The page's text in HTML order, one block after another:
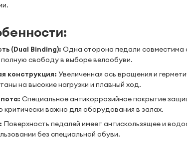
(Dual Binding): Одна сторона педали совместима
свободу в выборе велообуви.
конструкция: Увеличенная ось вращения и
на высокие нагрузки и плавный ход.
Специальное антикоррозийное покрытие
критически важно для оборудования в залах.
Поверхность педалей имеет антискользящее и
без специальной обуви.